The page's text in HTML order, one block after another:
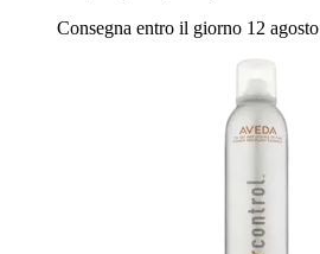
Consegna entro il giorno 12 agosto